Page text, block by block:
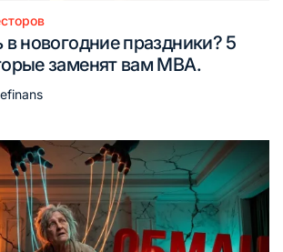
в новогодние праздники? 5
заменят вам MBA.